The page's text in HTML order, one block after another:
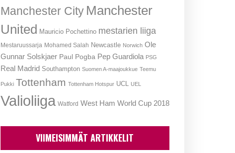
Manchester City Manchester
United
Mauricio Pochettino mestarien liiga
Mestaruussarja Mohamed Salah Newcastle Norwich Ole
Gunnar Solskjaer Paul Pogba Pep Guardiola PSG
Real Madrid Southampton Suomen A-maajoukkue Teemu
Pukki Tottenham Tottenham Hotspur UCL UEL
Valioliiga Watford West Ham World Cup 2018
VIIMEISIMMÄT ARTIKKELIT